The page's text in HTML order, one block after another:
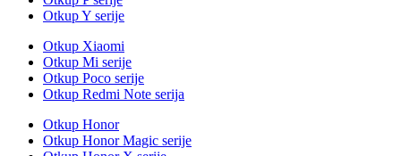
Otkup Y serije
Otkup Xiaomi
Otkup Mi serije
Otkup Poco serije
Otkup Redmi Note serija
Otkup Honor
Otkup Honor Magic serije